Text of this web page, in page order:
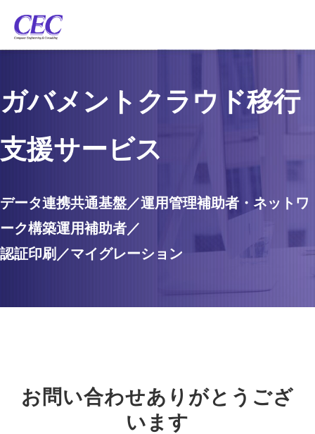
ガバメントクラウド移行
支援サービス
データ連携共通基盤／運用管理補助者・ネットワ
ーク構築運用補助者／
認証印刷／マイグレーション
お問い合わせありがとうござ
います